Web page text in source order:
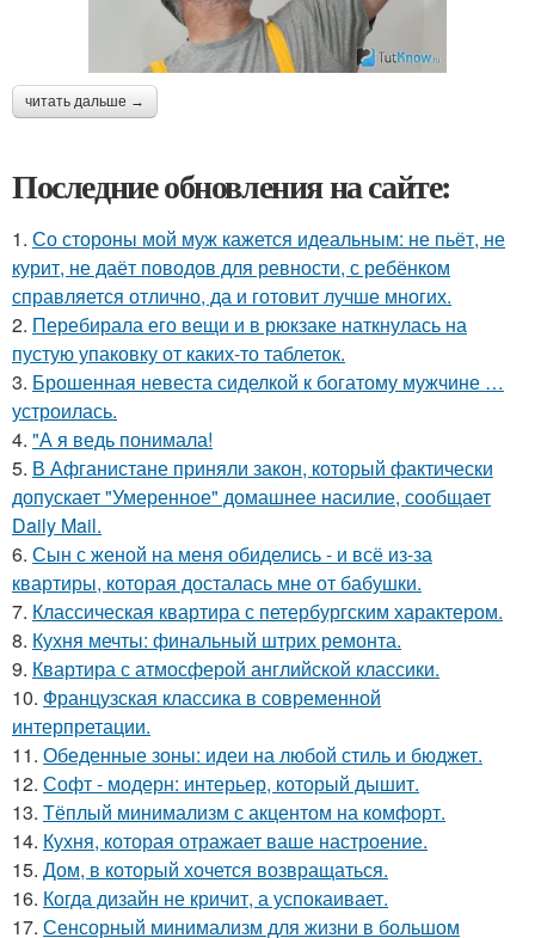
читать дальше →
Последние обновления на сайте:
1. Со стороны мой муж кажется идеальным: не пьёт, не
курит, не даёт поводов для ревности, с ребёнком
справляется отлично, да и готовит лучше многих.
2. Перебирала его вещи и в рюкзаке наткнулась на
пустую упаковку от каких-то таблеток.
3. Брошенная невеста сиделкой к богатому мужчине …
устроилась.
4. "А я ведь понимала!
5. В Афганистане приняли закон, который фактически
допускает "Умеренное" домашнее насилие, сообщает
Daily Mail.
6. Сын с женой на меня обиделись - и всё из-за
квартиры, которая досталась мне от бабушки.
7. Классическая квартира с петербургским характером.
8. Кухня мечты: финальный штрих ремонта.
9. Квартира с атмосферой английской классики.
10. Французская классика в современной
интерпретации.
11. Обеденные зоны: идеи на любой стиль и бюджет.
12. Софт - модерн: интерьер, который дышит.
13. Тёплый минимализм с акцентом на комфорт.
14. Кухня, которая отражает ваше настроение.
15. Дом, в который хочется возвращаться.
16. Когда дизайн не кричит, а успокаивает.
17. Сенсорный минимализм для жизни в большом